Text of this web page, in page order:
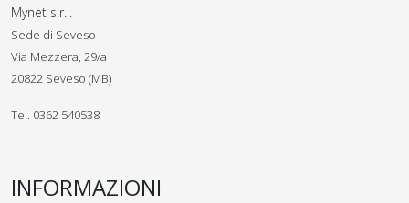
Mynet s.r.l.
Sede di Seveso
Via Mezzera, 29/a
20822 Seveso (MB)
Tel. 0362 540538
INFORMAZIONI